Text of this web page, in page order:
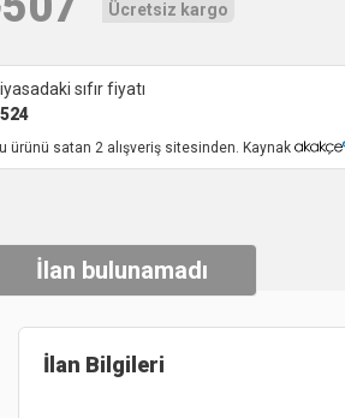
Ücretsiz kargo
sıfır fiyatı
524
ürünü satan 2 alışveriş sitesinden. Kaynak
İlan bulunamadı
İlan Bilgileri